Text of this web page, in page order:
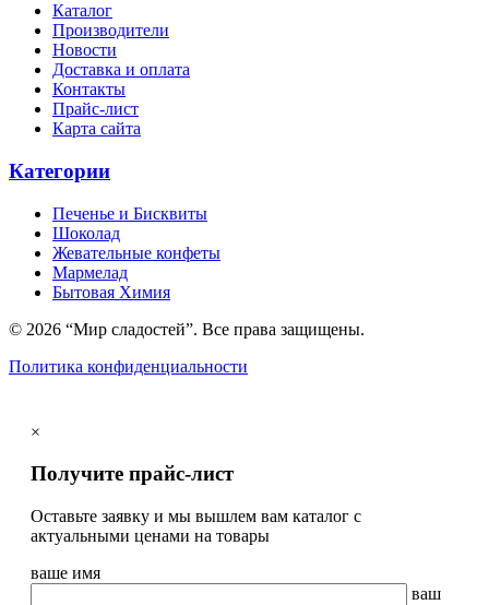
Каталог
Производители
Новости
Доставка и оплата
Контакты
Прайс-лист
Карта сайта
Категории
Печенье и Бисквиты
Шоколад
Жевательные конфеты
Мармелад
Бытовая Химия
© 2026 “Мир сладостей”. Все права защищены.
Политика конфиденциальности
×
Получите прайс-лист
Оставьте заявку и мы вышлем вам каталог с
актуальными ценами на товары
ваше имя
ваш